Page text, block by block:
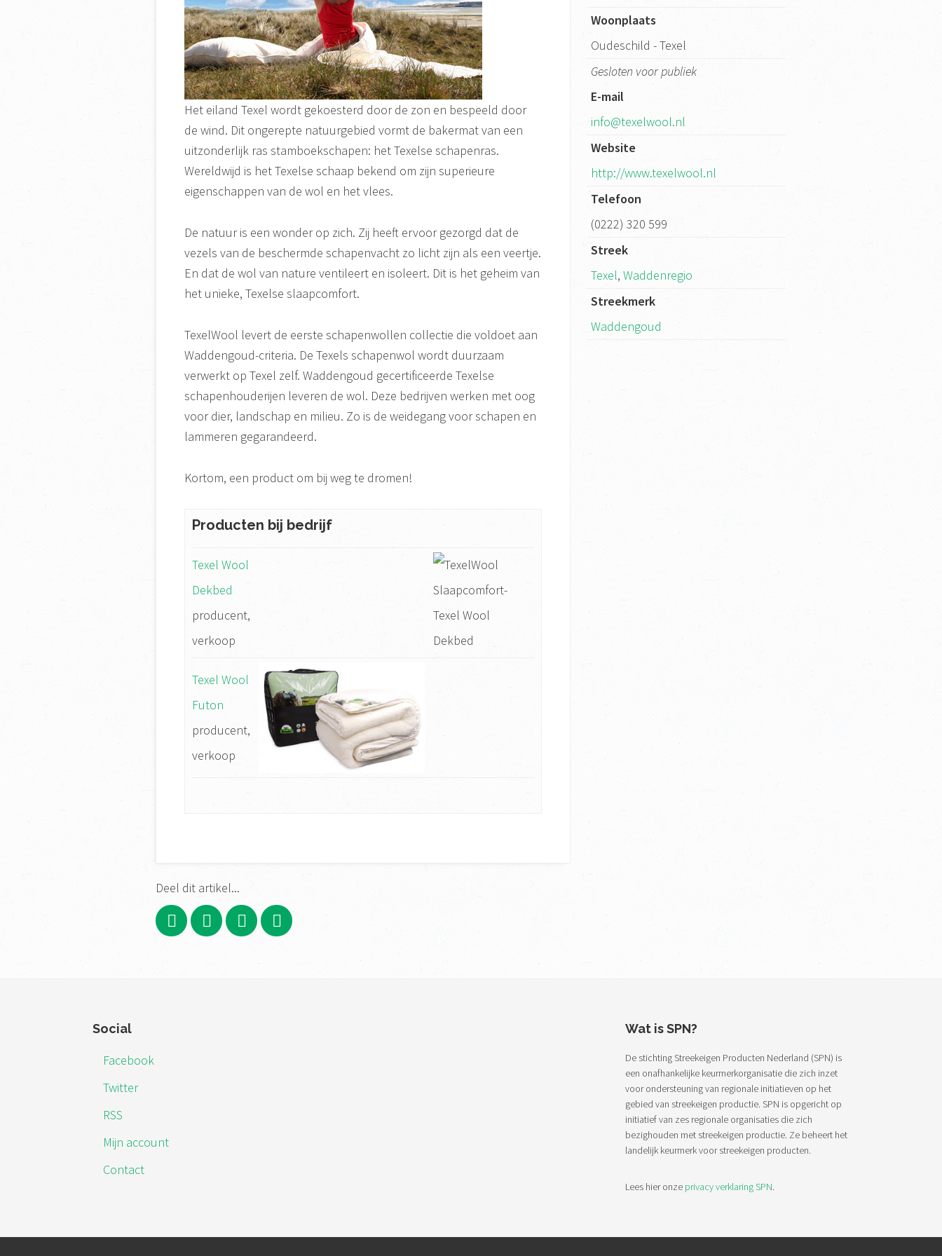
Het eiland Texel wordt gekoesterd door de zon en bespeeld door
de wind. Dit ongerepte natuurgebied vormt de bakermat van een
uitzonderlijk ras stamboekschapen: het Texelse schapenras.
Wereldwijd is het Texelse schaap bekend om zijn superieure
eigenschappen van de wol en het vlees.
De natuur is een wonder op zich. Zij heeft ervoor gezorgd dat de
vezels van de beschermde schapenvacht zo licht zijn als een veertje.
En dat de wol van nature ventileert en isoleert. Dit is het geheim van
het unieke, Texelse slaapcomfort.
TexelWool levert de eerste schapenwollen collectie die voldoet aan
Waddengoud-criteria. De Texels schapenwol wordt duurzaam
verwerkt op Texel zelf. Waddengoud gecertificeerde Texelse
schapenhouderijen leveren de wol. Deze bedrijven werken met oog
voor dier, landschap en milieu. Zo is de weidegang voor schapen en
lammeren gegarandeerd.
Kortom, een product om bij weg te dromen!
Producten bij bedrijf
Texel Wool
Dekbed
producent,
verkoop
Texel Wool
Futon
producent,
verkoop
Woonplaats
Oudeschild - Texel
Gesloten voor publiek
E-mail
info@texelwool.nl
Website
http://www.texelwool.nl
Telefoon
(0222) 320 599
Streek
Texel,Waddenregio
Streekmerk
Waddengoud
Deel dit artikel...
Social
Facebook
Twitter
RSS
Mijn account
Contact
Wat is SPN?
De stichting Streekeigen Producten Nederland (SPN) is
een onafhankelijke keurmerkorganisatie die zich inzet
voor ondersteuning van regionale initiatieven op het
gebied van streekeigen productie. SPN is opgericht op
initiatief van zes regionale organisaties die zich
bezighouden met streekeigen productie. Ze beheert het
landelijk keurmerk voor streekeigen producten.
Lees hier onze privacy verklaring SPN.